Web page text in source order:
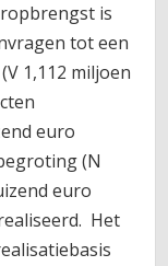
is
tot een
1,112 miljoen
euro
(N
euro
Het